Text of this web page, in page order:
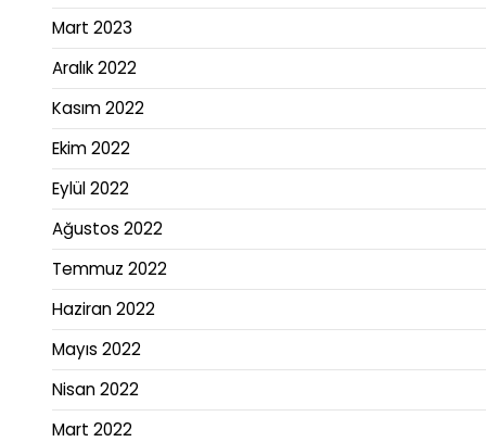
Mart 2023
Aralık 2022
Kasım 2022
Ekim 2022
Eylül 2022
Ağustos 2022
Temmuz 2022
Haziran 2022
Mayıs 2022
Nisan 2022
Mart 2022